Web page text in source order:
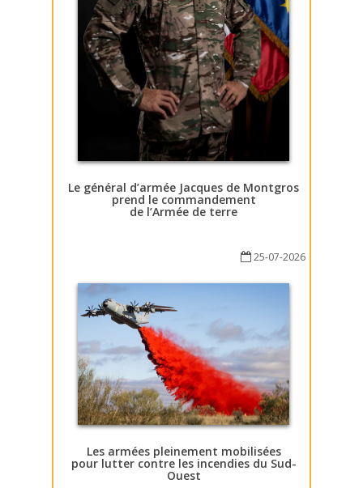
Le général d’armée Jacques de Montgros
prend le commandement
de l’Armée de terre
25-07-2026
Les armées pleinement mobilisées
pour lutter contre les incendies du Sud-
Ouest